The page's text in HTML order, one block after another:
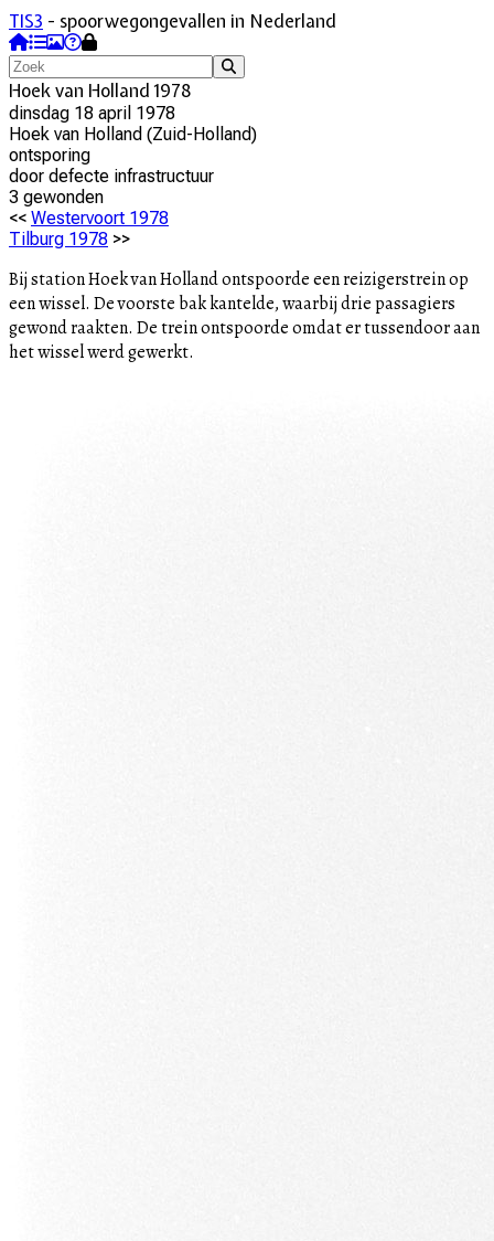
TIS3 - spoorwegongevallen in Nederland
Hoek van Holland 1978
dinsdag 18 april 1978
Hoek van Holland (Zuid-Holland)
ontsporing
door defecte infrastructuur
3 gewonden
<< Westervoort 1978
Tilburg 1978 >>
Bij station Hoek van Holland ontspoorde een reizigerstrein op
een wissel. De voorste bak kantelde, waarbij drie passagiers
gewond raakten. De trein ontspoorde omdat er tussendoor aan
het wissel werd gewerkt.